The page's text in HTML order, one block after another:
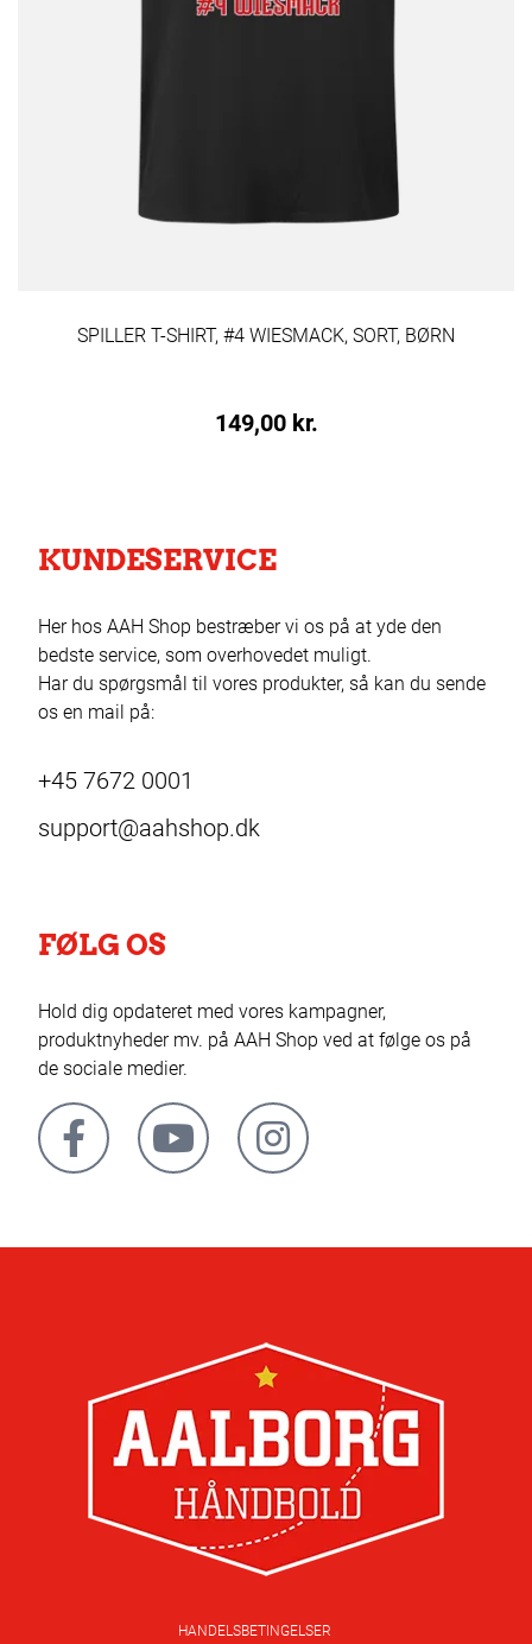
SPILLER T-SHIRT, #4 WIESMACK, SORT, BØRN
149,00 kr.
KUNDESERVICE
Her hos AAH Shop bestræber vi os på at yde den
bedste service, som overhovedet muligt.
Har du spørgsmål til vores produkter, så kan du sende
os en mail på:
+45 7672 0001
support@aahshop.dk
FØLG OS
Hold dig opdateret med vores kampagner,
produktnyheder mv. på AAH Shop ved at følge os på
de sociale medier.
HANDELSBETINGELSER